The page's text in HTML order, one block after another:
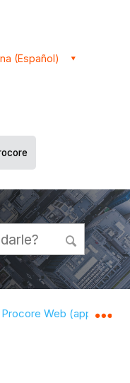
(Español)
global
Procore Web